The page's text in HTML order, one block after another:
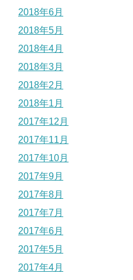
2018年6月
2018年5月
2018年4月
2018年3月
2018年2月
2018年1月
2017年12月
2017年11月
2017年10月
2017年9月
2017年8月
2017年7月
2017年6月
2017年5月
2017年4月